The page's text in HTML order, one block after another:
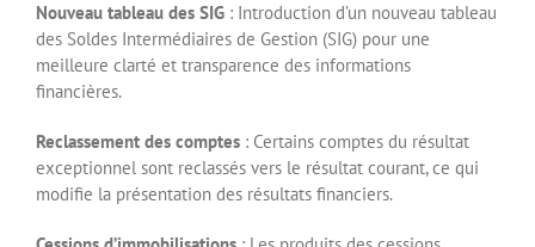
Nouveau tableau des SIG: Introduction d’un nouveau tableau
des Soldes Intermédiaires de Gestion (SIG) pour une
meilleure clarté et transparence des informations
financières.
Reclassement des comptes: Certains comptes du résultat
exceptionnel sont reclassés vers le résultat courant, ce qui
modifie la présentation des résultats financiers.